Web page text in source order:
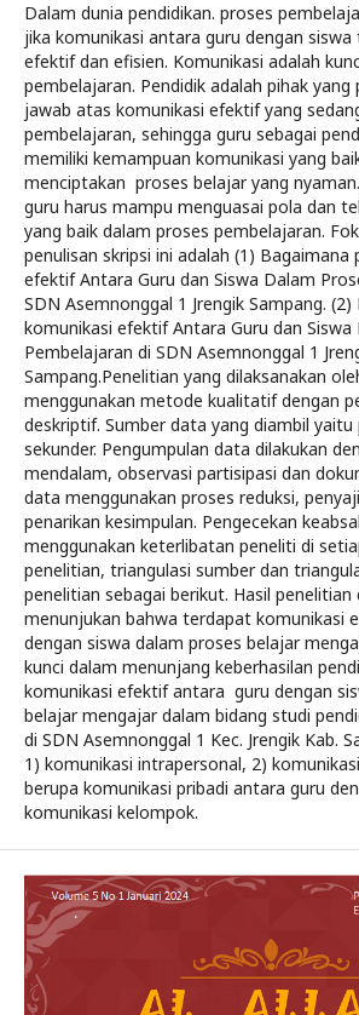
Dalam dunia pendidikan. proses
jika komunikasi antara guru dengan siswa
efektif dan efisien. Komunikasi adalah
pembelajaran. Pendidik adalah pihak yang
jawab atas komunikasi efektif yang
pembelajaran, sehingga guru sebagai
memiliki kemampuan komunikasi yang
menciptakan proses belajar yang
guru harus mampu menguasai pola dan
yang baik dalam proses pembelajaran.
penulisan skripsi ini adalah (1) Bagaimana
efektif Antara Guru dan Siswa Dalam
SDN Asemnonggal 1 Jrengik Sampang.
komunikasi efektif Antara Guru dan Siswa
Pembelajaran di SDN Asemnonggal 1
Sampang.Penelitian yang dilaksanakan
menggunakan metode kualitatif dengan
deskriptif. Sumber data yang diambil yaitu
sekunder. Pengumpulan data dilakukan
mendalam, observasi partisipasi dan
data menggunakan proses reduksi,
penarikan kesimpulan. Pengecekan
menggunakan keterlibatan peneliti di
penelitian, triangulasi sumber dan
penelitian sebagai berikut. Hasil penelitian
menunjukan bahwa terdapat komunikasi
dengan siswa dalam proses belajar
kunci dalam menunjang keberhasilan
komunikasi efektif antara guru dengan
belajar mengajar dalam bidang studi
di SDN Asemnonggal 1 Kec. Jrengik Kab.
1) komunikasi intrapersonal, 2)
berupa komunikasi pribadi antara guru
komunikasi kelompok.